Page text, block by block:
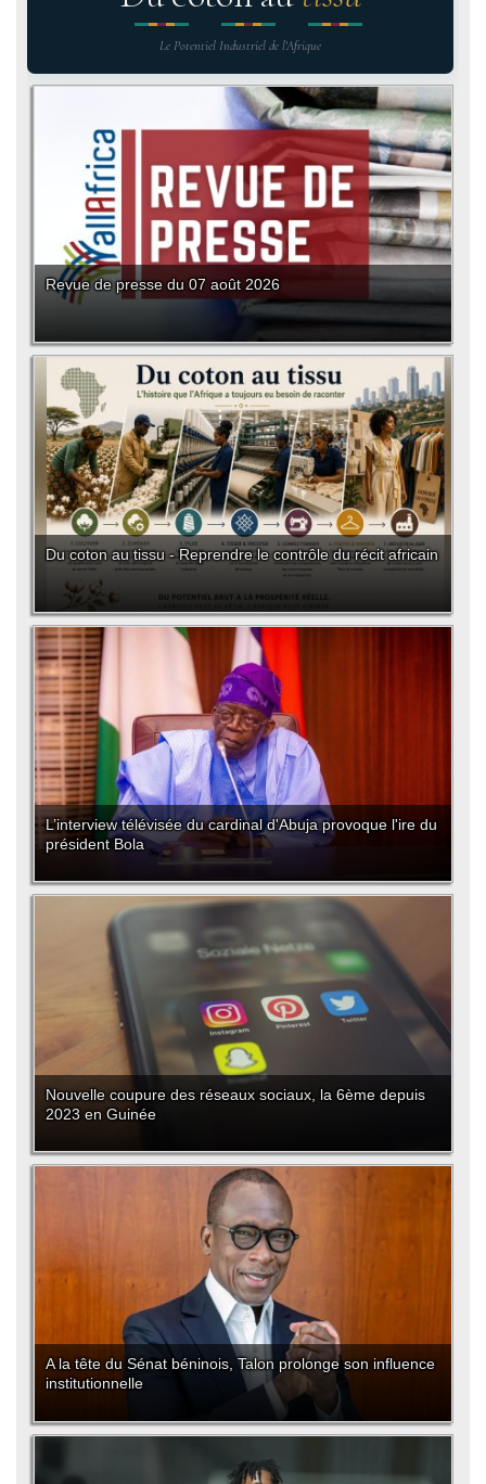
Le Potentiel Industriel de l'Afrique
Revue de presse du 07 août 2026
Du coton au tissu - Reprendre le contrôle du récit africain
L’interview télévisée du cardinal d'Abuja provoque l'ire du
président Bola
Nouvelle coupure des réseaux sociaux, la 6ème depuis
2023 en Guinée
A la tête du Sénat béninois, Talon prolonge son influence
institutionnelle